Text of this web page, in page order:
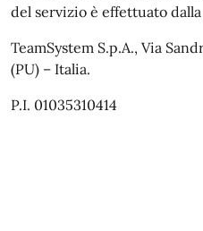
del servizio è effettuato
TeamSystem S.p.A., Via
(PU) – Italia.
P.I. 01035310414